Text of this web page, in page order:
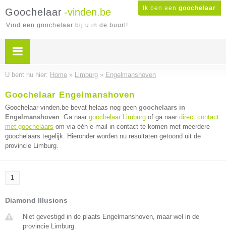
Ik ben een goochelaar
Goochelaar -vinden.be
Vind een goochelaar bij u in de buurt!
U bent nu hier: Home » Limburg » Engelmanshoven
Goochelaar Engelmanshoven
Goochelaar-vinden.be bevat helaas nog geen goochelaars in
Engelmanshoven. Ga naar goochelaar Limburg of ga naar direct contact
met goochelaars om via één e-mail in contact te komen met meerdere
goochelaars tegelijk. Hieronder worden nu resultaten getoond uit de
provincie Limburg.
1
Diamond Illusions
Niet gevestigd in de plaats Engelmanshoven, maar wel in de
provincie Limburg.